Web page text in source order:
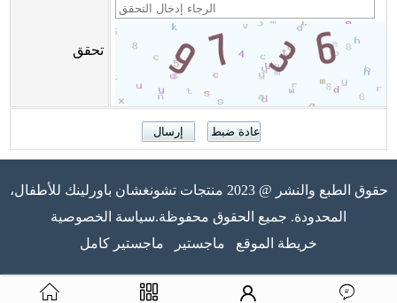
تحقق
حقوق الطبع والنشر @ 2023 منتجات تشونغشان باورلينك للأطفال،
المحدودة. جميع الحقوق محفوظة.سياسة الخصوصية
خريطة الموقع
ماجستير ماجستير كامل